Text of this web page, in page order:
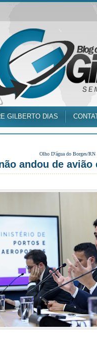
GILBERTO DIAS
Olho D'água do Borges/RN
andou de avião